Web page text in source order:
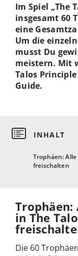
Trophäen:
freischalten
Im Spiel „The
insgesamt 60
eine
Um die
musst Du
meistern. Mit
Talos
Guide.
Trophäen:
in The
Die 60